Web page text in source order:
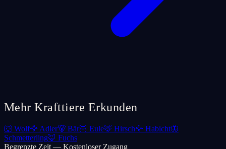
Mehr Krafttiere Erkunden
🐺 Wolf🦅 Adler🐻 Bär🦉 Eule🦌 Hirsch🦅 Habicht🦋
Schmetterling🦊 Fuchs
Begrenzte Zeit — Kostenloser Zugang